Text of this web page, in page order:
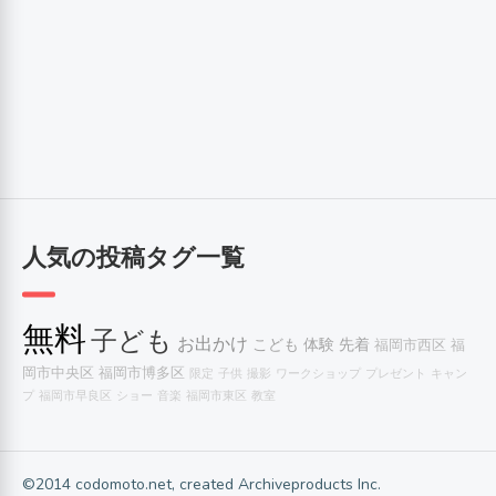
人気の投稿タグ一覧
無料子ども お出かけ こども 体験 先着 福岡市西区 福
岡市中央区 福岡市博多区 限定 子供 撮影 ワークショップ プレゼント キャン
プ 福岡市早良区 ショー 音楽 福岡市東区 教室
©2014 codomoto.net, created Archiveproducts Inc.